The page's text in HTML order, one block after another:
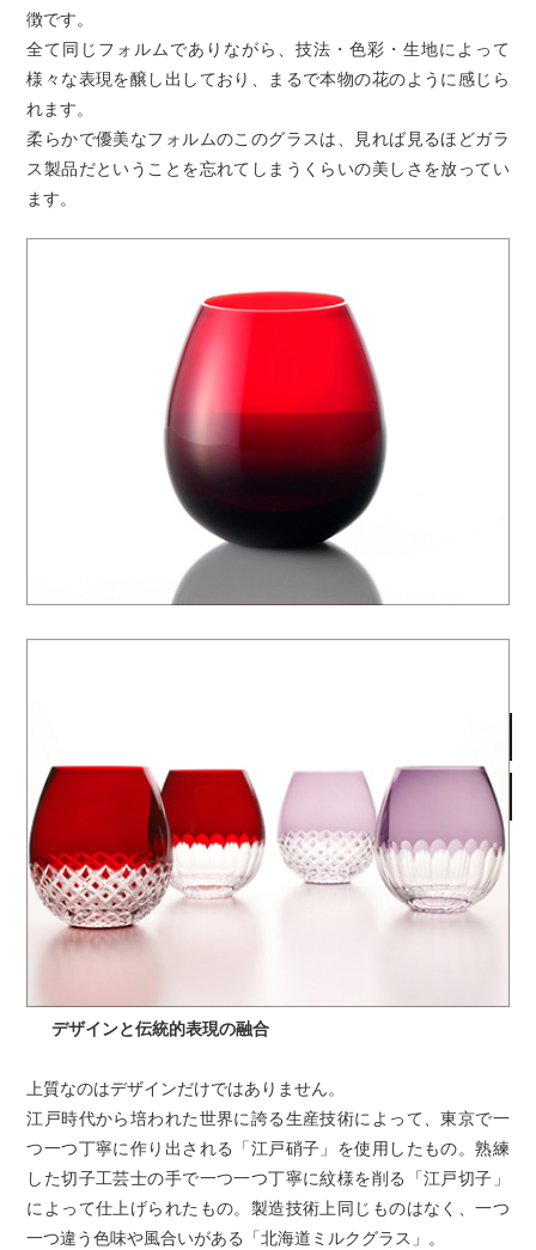
徴です。
全て同じフォルムでありながら、技法・色彩・生地によって
様々な表現を醸し出しており、まるで本物の花のように感じら
れます。
柔らかで優美なフォルムのこのグラスは、見れば見るほどガラ
ス製品だということを忘れてしまうくらいの美しさを放ってい
ます。
デザインと伝統的表現の融合
上質なのはデザインだけではありません。
江戸時代から培われた世界に誇る生産技術によって、東京で一
つ一つ丁寧に作り出される「江戸硝子」を使用したもの。熟練
した切子工芸士の手で一つ一つ丁寧に紋様を削る「江戸切子」
によって仕上げられたもの。製造技術上同じものはなく、一つ
一つ違う色味や風合いがある「北海道ミルクグラス」。